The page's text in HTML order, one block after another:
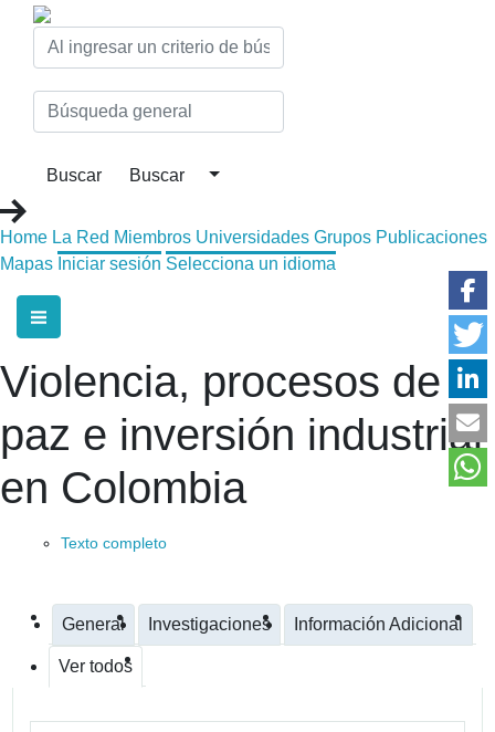
Home La Red Miembros Universidades Grupos Publicaciones
Mapas Iniciar sesión Selecciona un idioma
Violencia, procesos de
paz e inversión industrial
en Colombia
Texto completo
General Investigaciones Información Adicional
Ver todos